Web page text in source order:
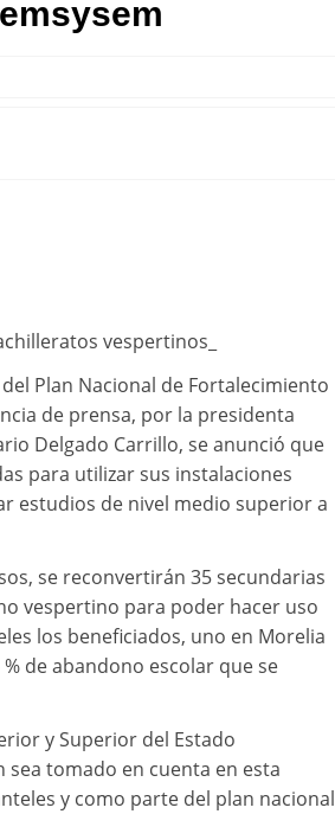
vespertinos_
Plan Nacional de Fortalecimiento
de prensa, por la presidenta
Delgado Carrillo, se anunció que
para utilizar sus instalaciones
estudios de nivel medio superior a
se reconvertirán 35 secundarias
vespertino para poder hacer uso
los beneficiados, uno en Morelia
de abandono escolar que se
y Superior del Estado
sea tomado en cuenta en esta
y como parte del plan nacional